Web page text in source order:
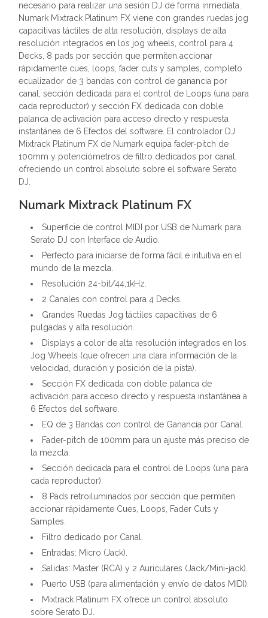
necesario para realizar una sesión DJ de forma inmediata.
Numark Mixtrack Platinum FX viene con grandes ruedas jog
capacitivas táctiles de alta resolución, displays de alta
resolución integrados en los jog wheels, control para 4
Decks, 8 pads por sección que permiten accionar
rápidamente cues, loops, fader cuts y samples, completo
ecualizador de 3 bandas con control de ganancia por
canal, sección dedicada para el control de Loops (una para
cada reproductor) y sección FX dedicada con doble
palanca de activación para acceso directo y respuesta
instantánea de 6 Efectos del software. El controlador DJ
Mixtrack Platinum FX de Numark equipa fader-pitch de
100mm y potenciómetros de filtro dedicados por canal,
ofreciendo un control absoluto sobre el software Serato
DJ.
Numark Mixtrack Platinum FX
Superficie de control MIDI por USB de Numark para
Serato DJ con Interface de Audio.
Perfecto para iniciarse de forma fácil e intuitiva en el
mundo de la mezcla.
Resolución 24-bit/44,1kHz.
2 Canales con control para 4 Decks.
Grandes Ruedas Jog táctiles capacitivas de 6
pulgadas y alta resolución.
Displays a color de alta resolución integrados en los
Jog Wheels (que ofrecen una clara información de la
velocidad, duración y posición de la pista).
Sección FX dedicada con doble palanca de
activación para acceso directo y respuesta instantánea a
6 Efectos del software.
EQ de 3 Bandas con control de Ganancia por Canal.
Fader-pitch de 100mm para un ajuste más preciso de
la mezcla.
Sección dedicada para el control de Loops (una para
cada reproductor).
8 Pads retroiluminados por sección que permiten
accionar rápidamente Cues, Loops, Fader Cuts y
Samples.
Filtro dedicado por Canal.
Entradas: Micro (Jack).
Salidas: Master (RCA) y 2 Auriculares (Jack/Mini-jack).
Puerto USB (para alimentación y envío de datos MIDI).
Mixtrack Platinum FX ofrece un control absoluto
sobre Serato DJ.